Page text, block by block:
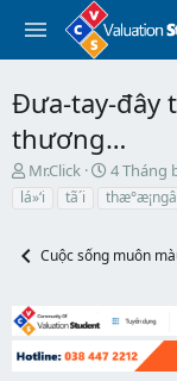
Đưa-tay-đây
thương…
T
h
a
t
a
r
Mr.Click
N
g
b
đ
u
4 Tháng
lá»‘i
tã´i
Cuộc sống muôn